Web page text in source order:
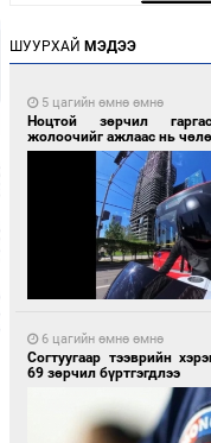
ШУУРХАЙ МЭДЭЭ
5 цагийн өмнө өмнө
Ноцтой зөрчил
жолоочийг ажлаас нь
6 цагийн өмнө өмнө
Согтуугаар тээврийн
69 зөрчил бүртгэгдлээ